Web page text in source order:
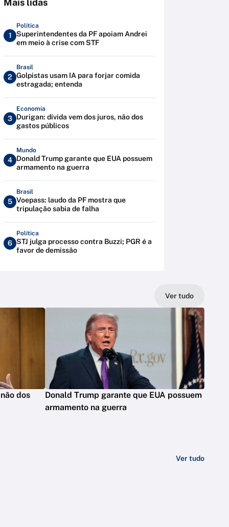
Mais lidas
1
Política
Superintendentes da PF apoiam Andrei
em meio à crise com STF
2
Brasil
Golpistas usam IA para forjar comida
estragada; entenda
3
Economia
Durigan: dívida vem dos juros, não dos
gastos públicos
4
Mundo
Donald Trump garante que EUA possuem
armamento na guerra
5
Brasil
Voepass: laudo da PF mostra que
tripulação sabia de falha
6
Política
STJ julga processo contra Buzzi; PGR é a
favor de demissão
Ver tudo
dos
Donald Trump garante que EUA possuem
armamento na guerra
Ver tudo